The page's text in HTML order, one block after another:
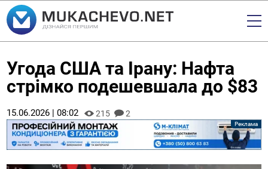
Угода США та Ірану: Нафта
стрімко подешевшала до $83
15.06.2026 | 08:02 215 2